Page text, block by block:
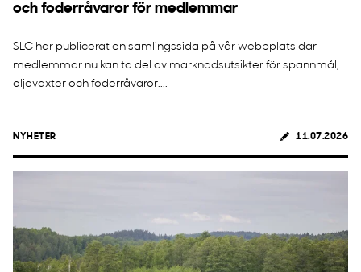
och foderråvaror för medlemmar
SLC har publicerat en samlingssida på vår webbplats där
medlemmar nu kan ta del av marknadsutsikter för spannmål,
oljeväxter och foderråvaror....
NYHETER 11.07.2026